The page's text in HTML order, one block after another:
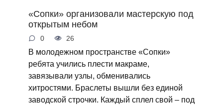
«Сопки» организовали мастерскую под
открытым небом
0 26
В молодежном пространстве «Сопки»
ребята учились плести макраме,
завязывали узлы, обменивались
хитростями. Браслеты вышли без единой
заводской строчки. Каждый сплел свой – под